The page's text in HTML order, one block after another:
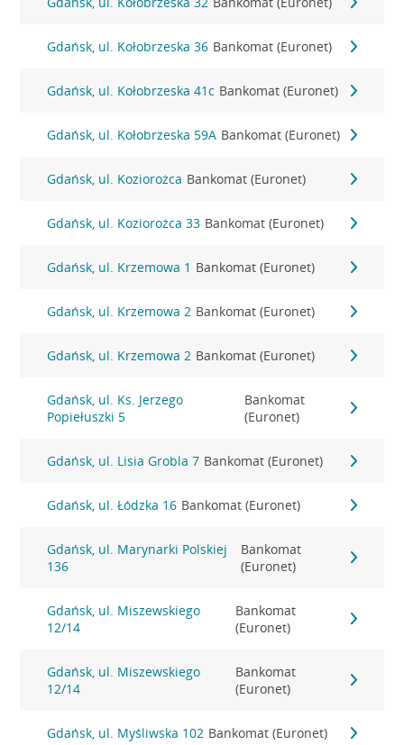
Gdańsk, ul. Kołobrzeska 36 Bankomat (Euronet)
Gdańsk, ul. Kołobrzeska 41c Bankomat (Euronet)
Gdańsk, ul. Kołobrzeska 59A Bankomat (Euronet)
Gdańsk, ul. Koziorożca Bankomat (Euronet)
Gdańsk, ul. Koziorożca 33 Bankomat (Euronet)
Gdańsk, ul. Krzemowa 1 Bankomat (Euronet)
Gdańsk, ul. Krzemowa 2 Bankomat (Euronet)
Gdańsk, ul. Krzemowa 2 Bankomat (Euronet)
Gdańsk, ul. Ks. Jerzego
Popiełuszki 5
Bankomat
(Euronet)
Gdańsk, ul. Lisia Grobla 7 Bankomat (Euronet)
Gdańsk, ul. Łódzka 16 Bankomat (Euronet)
Gdańsk, ul. Marynarki Polskiej
136
Bankomat
(Euronet)
Gdańsk, ul. Miszewskiego
12/14
Bankomat
(Euronet)
Gdańsk, ul. Miszewskiego
12/14
Bankomat
(Euronet)
Gdańsk, ul. Myśliwska 102 Bankomat (Euronet)